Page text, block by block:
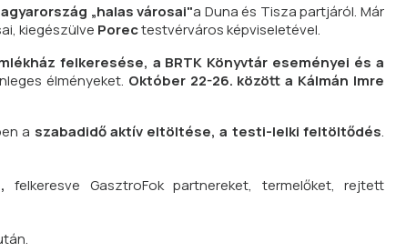
„halas városai"a Duna és Tisza partjáról. Már
kiegészülve Porectestvérváros képviseletével.
felkeresése, a BRTK Könyvtár eseményei és a
élményeket. Október 22-26. között a Kálmán Imre
a szabadidő aktív eltöltése, a testi-lelki feltöltődés.
felkeresve GasztroFok partnereket, termelőket, rejtett